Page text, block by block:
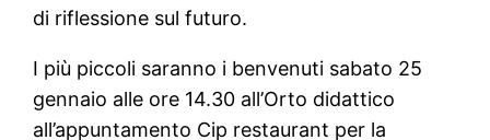
di riflessione sul futuro.
I più piccoli saranno i benvenuti sabato 25
gennaio alle ore 14.30 all’Orto didattico
all’appuntamento Cip restaurant per la